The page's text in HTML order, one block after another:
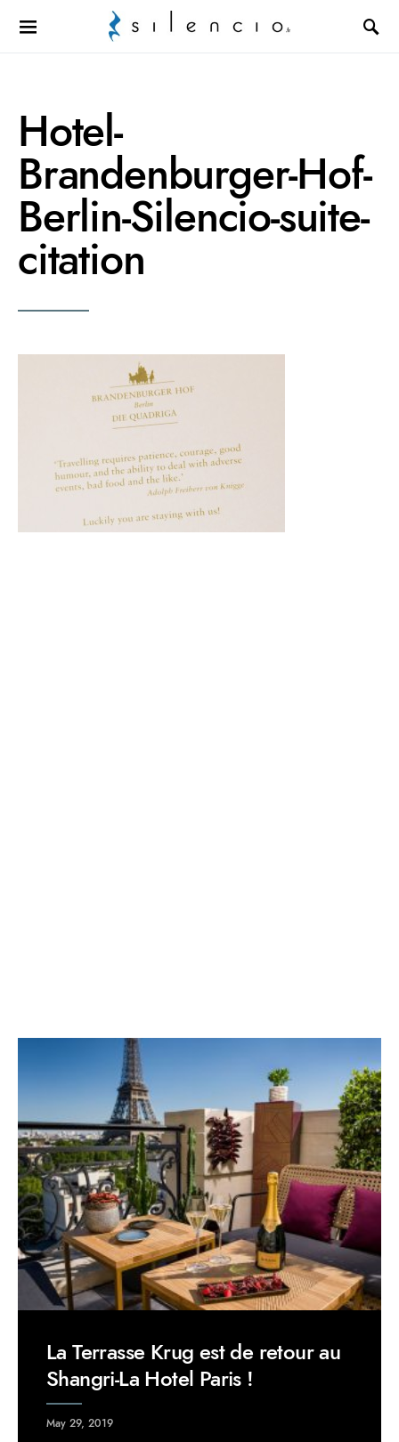
Search for:
Hotel-
Brandenburger-Hof-
Berlin-Silencio-suite-
citation
La Terrasse Krug est de retour au
Shangri-La Hotel Paris !
May 29, 2019